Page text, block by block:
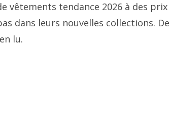
vêtements tendance 2026 à des prix
dans leurs nouvelles collections.
lu.